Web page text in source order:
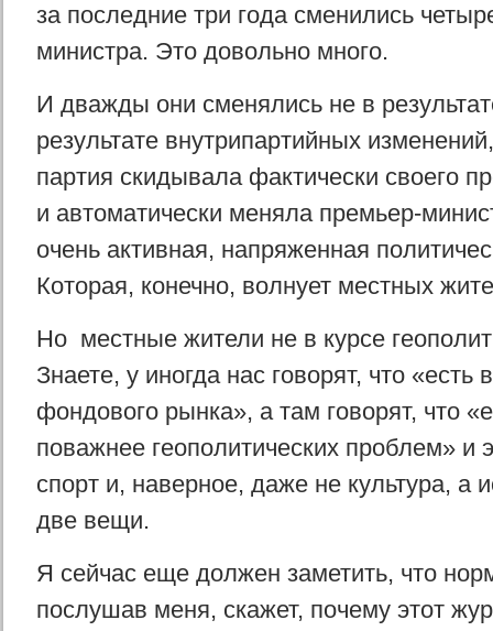
за последние три года сменились
министра. Это довольно много.
И дважды они сменялись не в
результате внутрипартийных
партия скидывала фактически своего
и автоматически меняла премьер-
очень активная, напряженная
Которая, конечно, волнует местных
Но местные жители не в курсе
Знаете, у иногда нас говорят, что
фондового рынка», а там говорят, что
поважнее геополитических проблем» и
спорт и, наверное, даже не культура, а
две вещи.
Я сейчас еще должен заметить, что
послушав меня, скажет, почему этот